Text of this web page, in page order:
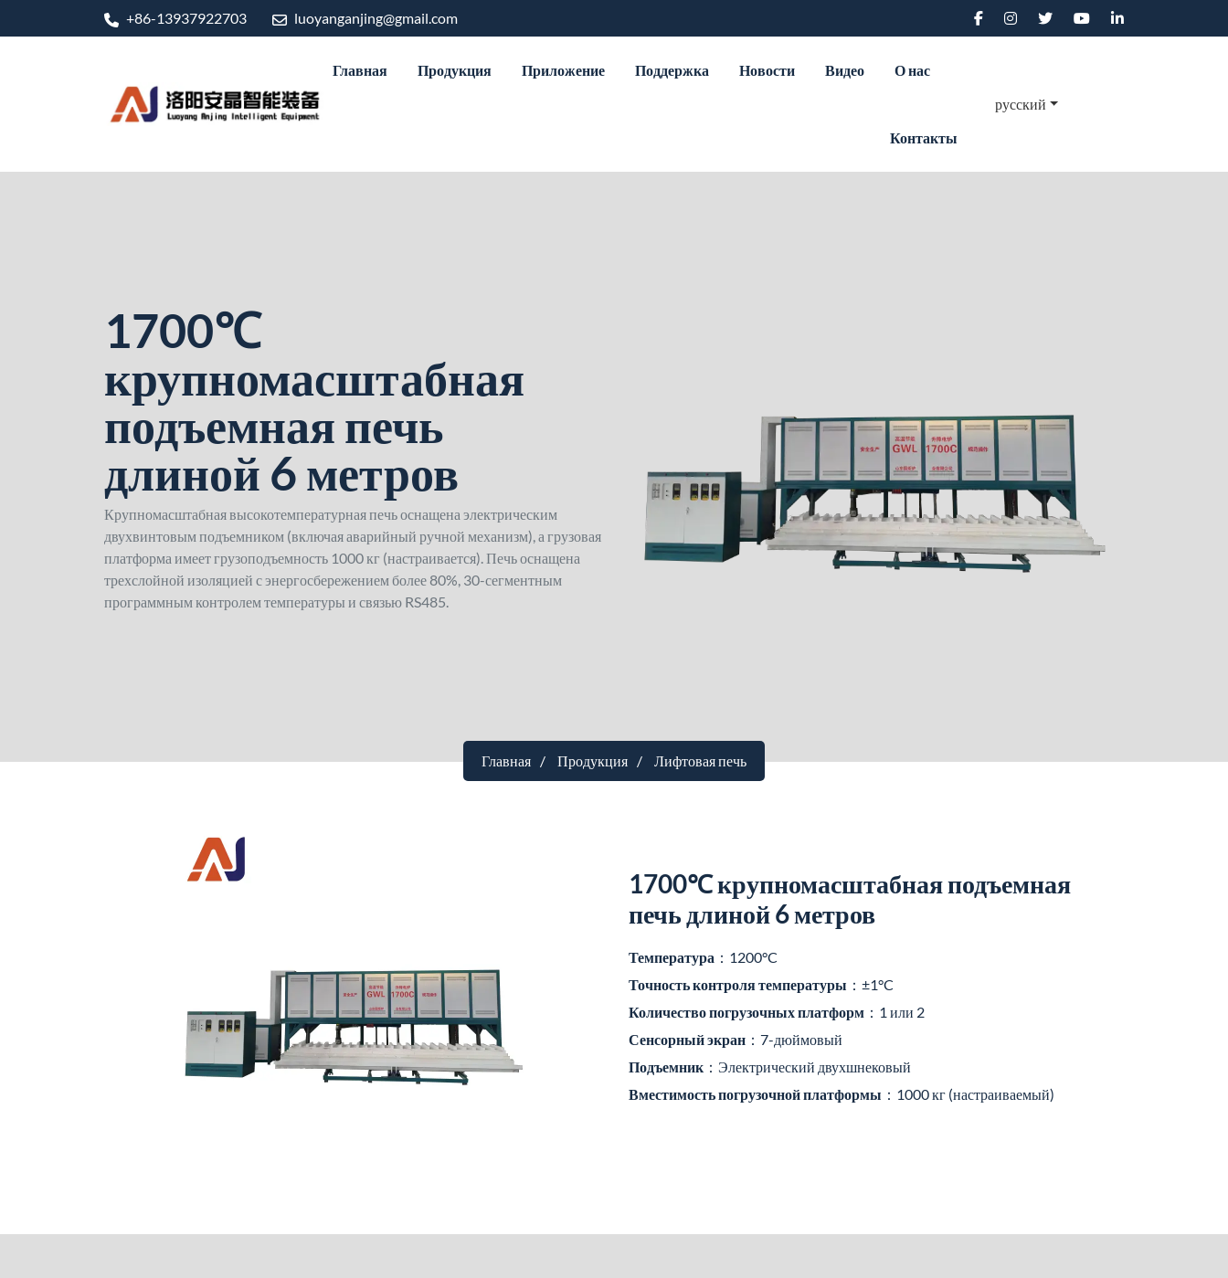
+86-13937922703 luoyanganjing@gmail.com
Главная Продукция Приложение Поддержка Новости Видео О нас
Контакты
русский
1700℃
крупномасштабная
подъемная печь
длиной 6 метров
Крупномасштабная высокотемпературная печь оснащена электрическим
двухвинтовым подъемником (включая аварийный ручной механизм), а грузовая
платформа имеет грузоподъемность 1000 кг (настраивается). Печь оснащена
трехслойной изоляцией с энергосбережением более 80%, 30-сегментным
программным контролем температуры и связью RS485.
Главная Продукция Лифтовая печь
1700℃ крупномасштабная подъемная
печь длиной 6 метров
Температура ：1200°C
Точность контроля температуры ：±1°C
Количество погрузочных платформ ：1 или 2
Сенсорный экран ：7-дюймовый
Подъемник ：Электрический двухшнековый
Вместимость погрузочной платформы ：1000 кг (настраиваемый)